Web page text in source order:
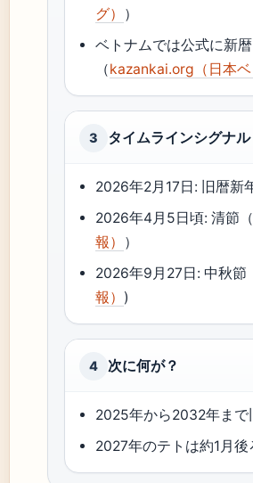
グ） ）
ベトナムでは公式に新
（kazankai.org（日本ベ
3 タイムラインシグナル
2026年2月17日: 旧暦新
2026年4月5日頃: 清節
報） ）
2026年9月27日: 中秋節
報） )
4 次に何が？
2025年から2032年ま
2027年のテトは約1月